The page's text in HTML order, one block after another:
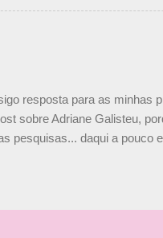
— Formula 1
resposta para as minhas
sobre Adriane Galisteu,
pesquisas... daqui a pouco
Fui questionada,
fiquei feliz. Acho que em